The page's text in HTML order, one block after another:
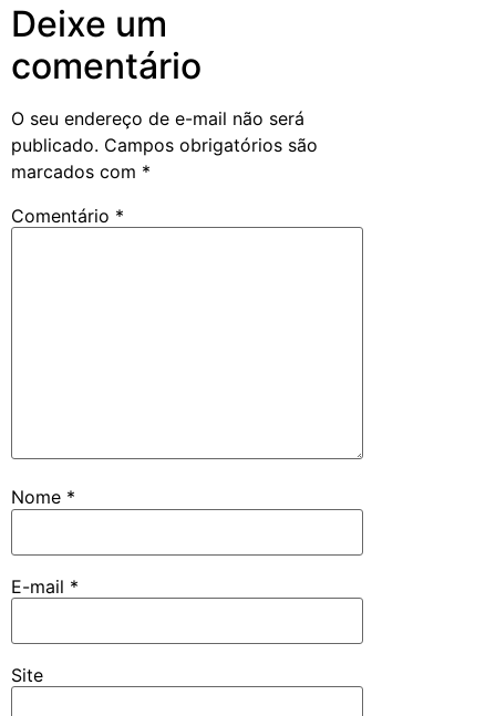
Deixe um
comentário
O seu endereço de e-mail não será
publicado. Campos obrigatórios são
marcados com *
Comentário *
Nome *
E-mail *
Site